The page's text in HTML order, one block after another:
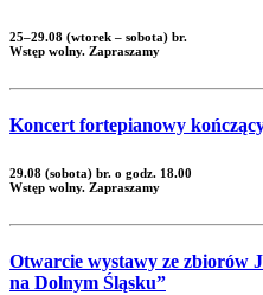
25–29.08 (wtorek – sobota) br.
Wstęp wolny. Zapraszamy
Koncert fortepianowy
29.08 (sobota) br. o godz. 18.00
Wstęp wolny. Zapraszamy
Otwarcie wystawy ze zbiorów
na Dolnym Śląsku”